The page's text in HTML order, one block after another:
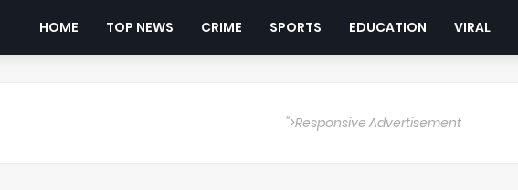
HOME TOP NEWS CRIME SPORTS EDUCATION VIRAL
">Responsive Advertisement